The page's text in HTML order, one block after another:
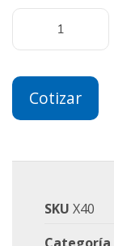
Cotizar
SKU X40